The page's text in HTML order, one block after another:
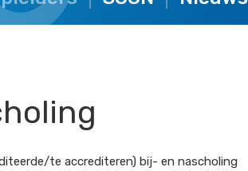
te accrediteren) bij- en nascholing